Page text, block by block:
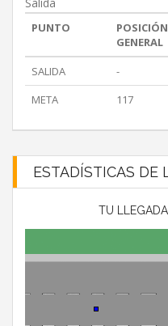
Salida
PUNTO
POSICIÓN
GENERAL
SALIDA
-
META
117
ESTADÍSTICAS DE
TU